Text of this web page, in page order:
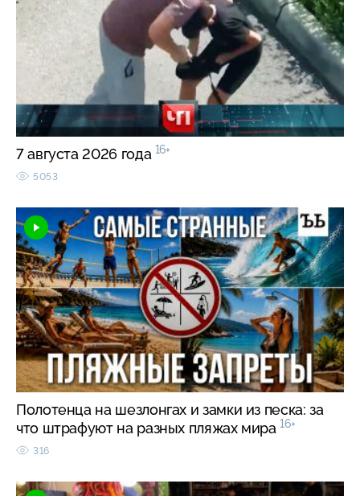
7 августа 2026 года 16+
5053
Полотенца на шезлонгах и замки из песка: за
что штрафуют на разных пляжах мира 16+
316